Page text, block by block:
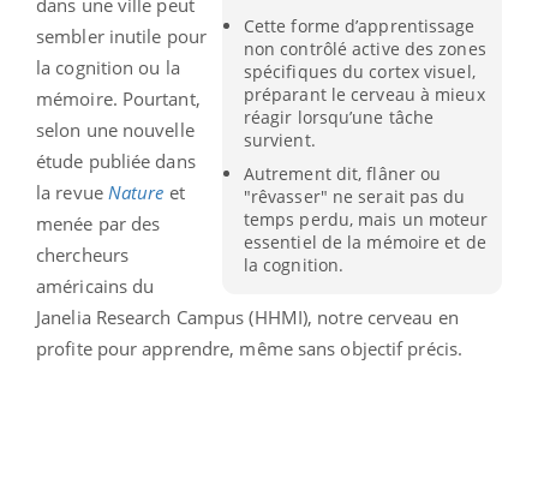
Cette forme d’apprentissage
non contrôlé active des zones
spécifiques du cortex visuel,
préparant le cerveau à mieux
réagir lorsqu’une tâche
survient.
Autrement dit, flâner ou
"rêvasser" ne serait pas du
temps perdu, mais un moteur
essentiel de la mémoire et de
la cognition.
dans une ville peut
sembler inutile pour
la cognition ou la
mémoire. Pourtant,
selon une nouvelle
étude publiée dans
la revue Nature et
menée par des
chercheurs
américains du
Janelia Research Campus (HHMI), notre cerveau en
profite pour apprendre, même sans objectif précis.